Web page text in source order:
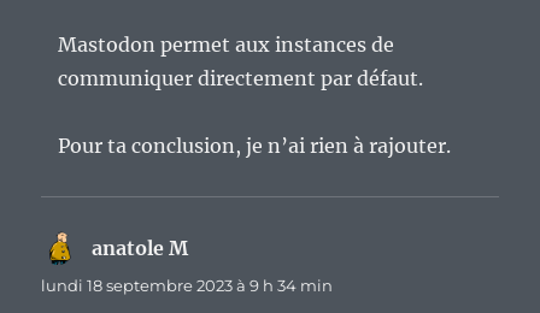
Mastodon permet aux instances de
communiquer directement par défaut.
Pour ta conclusion, je n’ai rien à rajouter.
anatole Mdit :
lundi 18 septembre 2023 à 9 h 34 min